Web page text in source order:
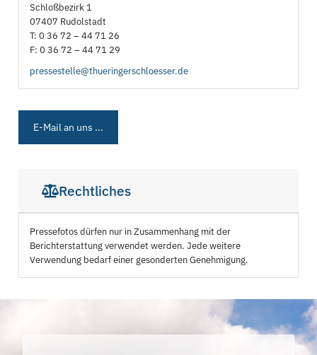
Schloßbezirk 1
07407 Rudolstadt
T: 0 36 72 – 44 71 26
F: 0 36 72 – 44 71 29
pressestelle@thueringerschloesser.de
E-Mail an uns ...
Rechtliches
Pressefotos dürfen nur in Zusammenhang mit der
Berichterstattung verwendet werden. Jede weitere
Verwendung bedarf einer gesonderten Genehmigung.